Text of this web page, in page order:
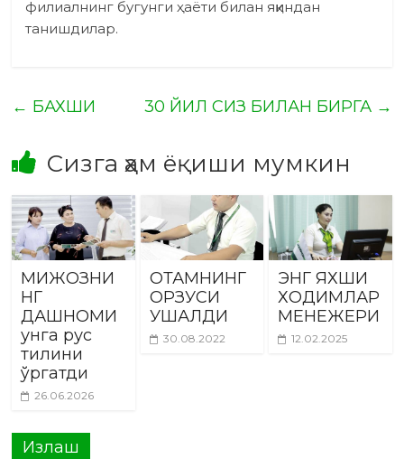
филиалнинг бугунги ҳаёти билан яқиндан
танишдилар.
← БАХШИ 30 ЙИЛ СИЗ БИЛАН БИРГА →
Сизга ҳам ёқиши мумкин
МИЖОЗНИ
НГ
ДАШНОМИ
унга рус
тилини
ўргатди
26.06.2026
ОТАМНИНГ
ОРЗУСИ
УШАЛДИ
30.08.2022
ЭНГ ЯХШИ
ХОДИМЛАР
МЕНЕЖЕРИ
12.02.2025
Излаш